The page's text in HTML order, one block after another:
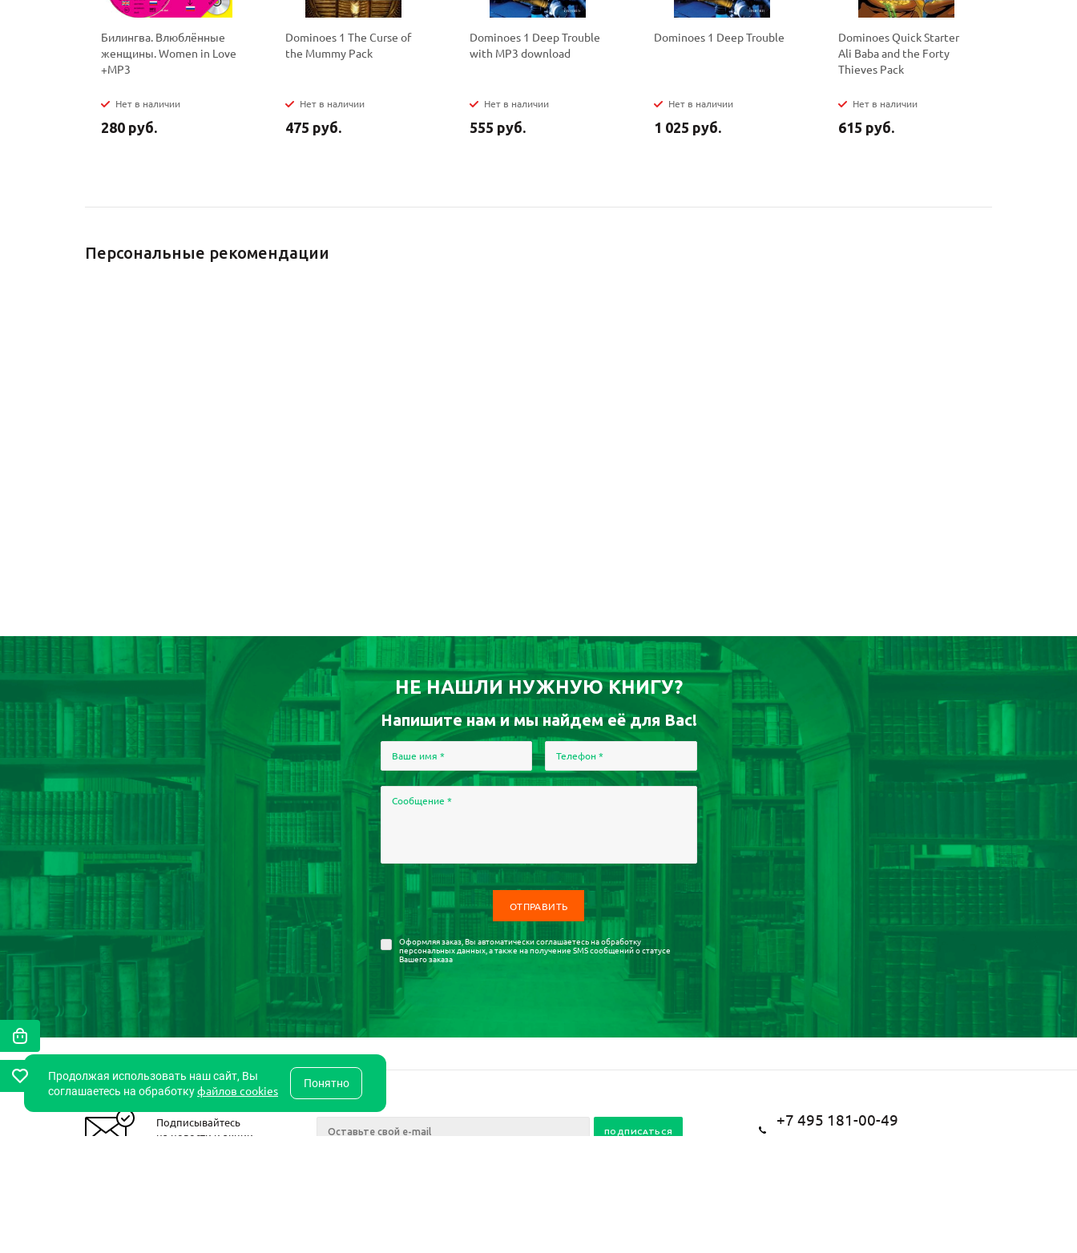
Билингва. Влюблённые
женщины. Women in Love
+MP3
Нет в наличии
280 руб.
Dominoes 1 The Curse of
the Mummy Pack
Нет в наличии
475 руб.
Dominoes 1 Deep Trouble
with MP3 download
Нет в наличии
555 руб.
Dominoes 1 Deep Trouble
Нет в наличии
1 025 руб.
Dominoes Quick Starter
Ali Baba and the Forty
Thieves Pack
Нет в наличии
615 руб.
Персональные рекомендации
НЕ НАШЛИ НУЖНУЮ КНИГУ?
Напишите нам и мы найдем её для Вас!
Ваше имя * Телефон *
Сообщение *
Оформляя заказ, Вы автоматически соглашаетесь наобработку
персональных данных, а также на получение SMS сообщений о статусе
Вашего заказа
Подписывайтесь
на новости и акции
+7 495 181-00-49
Продолжая использовать наш сайт, Вы
соглашаетесь на обработкуфайлов cookies Понятно